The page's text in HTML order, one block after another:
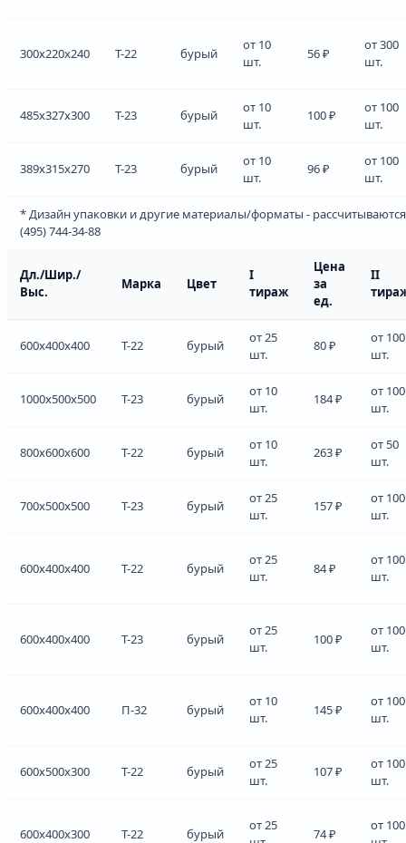
300x220x240 Т-22 бурый
от 10
шт.
56 ₽
от 300
шт.
485x327x300 Т-23 бурый
от 10
шт.
100 ₽
от 100
шт.
389x315x270 Т-23 бурый
от 10
шт.
96 ₽
от 100
шт.
* Дизайн упаковки и другие материалы/форматы -
(495) 744-34-88
Дл./Шир./
Выс.
Марка Цвет
I
тираж
Цена
за
ед.
II
600x400x400 Т-22 бурый
от 25
шт.
80 ₽
от 100
шт.
1000x500x500 Т-23 бурый
от 10
шт.
184 ₽
от 100
шт.
800x600x600 Т-22 бурый
от 10
шт.
263 ₽
от 50
шт.
700x500x500 Т-23 бурый
от 25
шт.
157 ₽
от 100
шт.
600x400x400 Т-22 бурый
от 25
шт.
84 ₽
от 100
шт.
600x400x400 Т-23 бурый
от 25
шт.
100 ₽
от 100
шт.
600x400x400 П-32 бурый
от 10
шт.
145 ₽
от 100
шт.
600x500x300 Т-22 бурый
от 25
шт.
107 ₽
от 100
шт.
600x400x300 Т-22 бурый
от 25
74 ₽
от 100